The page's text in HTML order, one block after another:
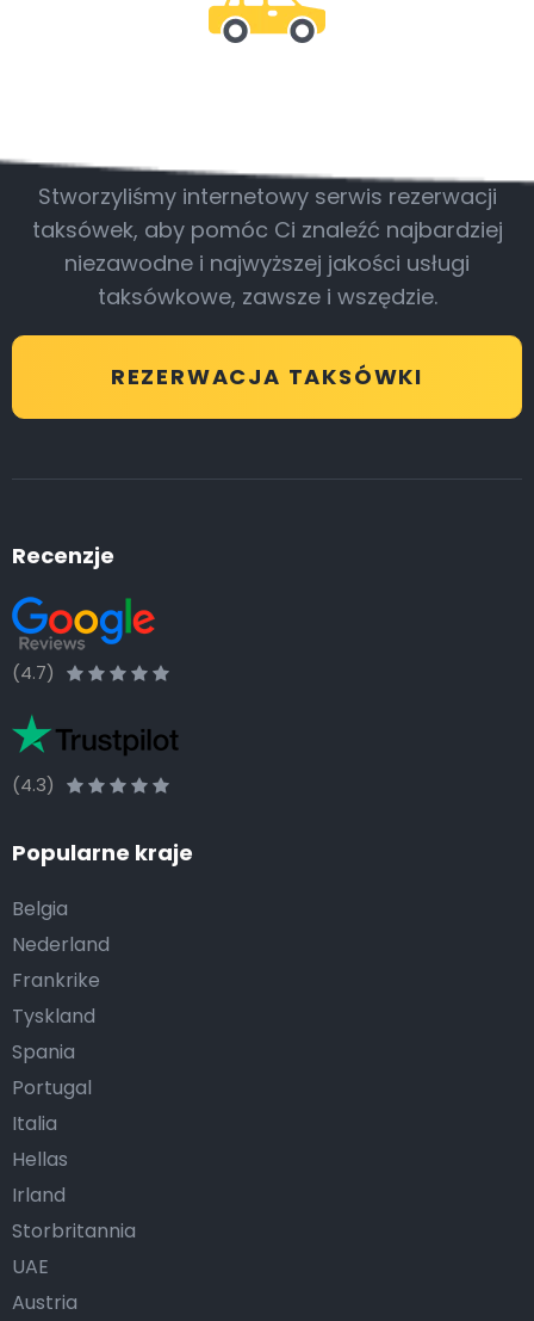
Stworzyliśmy internetowy serwis rezerwacji
taksówek, aby pomóc Ci znaleźć najbardziej
niezawodne i najwyższej jakości usługi
taksówkowe, zawsze i wszędzie.
REZERWACJA TAKSÓWKI
Recenzje
(4.7)
(4.3)
Popularne kraje
Belgia
Nederland
Frankrike
Tyskland
Spania
Portugal
Italia
Hellas
Irland
Storbritannia
UAE
Austria